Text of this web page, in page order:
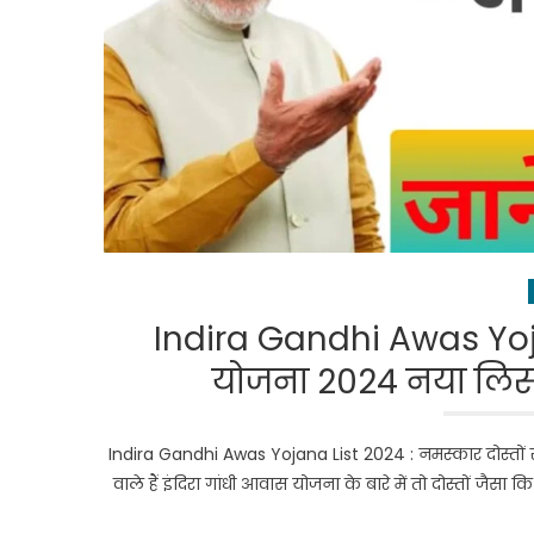
Indira Gandhi Awas
योजना 2024 नया
Indira Gandhi Awas Yojana List 2024 : नमस्कार
वाले हैं इंदिरा गांधी आवास योजना के बारे में तो दोस्तों